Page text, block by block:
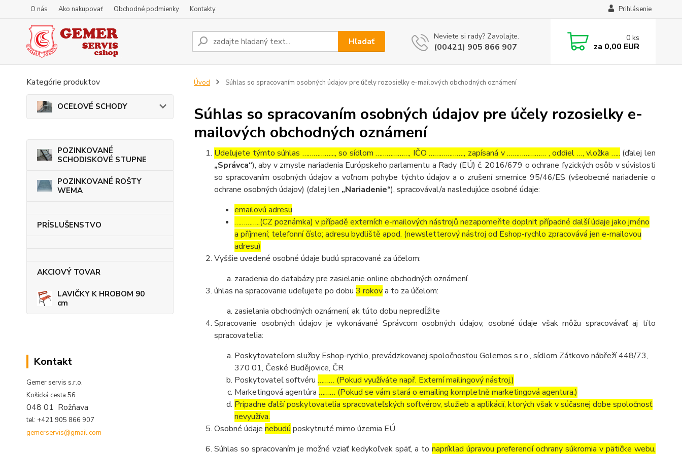
O nás Ako nakupovať Obchodné podmienky Kontakty Prihlásenie
Hľadať Neviete si rady? Zavolajte.
(00421) 905 866 907
0 ks
za 0,00 EUR
Kategórie produktov
OCEĽOVÉ SCHODY
POZINKOVANÉ
SCHODISKOVÉ STUPNE
POZINKOVANÉ ROŠTY
WEMA
PRÍSLUŠENSTVO
AKCIOVÝ TOVAR
LAVIČKY K HROBOM 90
cm
Kontakt
Gemer servis s.r.o.
Košická cesta 56
048 01 Rožňava
tel: +421 905 866 907
gemerservis@gmail.com
Úvod Súhlas so spracovaním osobných údajov pre účely rozosielky e-mailových obchodných oznámení
Súhlas so spracovaním osobných údajov pre účely rozosielky e-
mailových obchodných oznámení
Udeľujete týmto súhlas ……………..., so sídlom ………………, IČO ………………., zapísaná v ………………… , oddiel …, vložka ….. (ďalej len
„Správca“), aby v zmysle nariadenia Európskeho parlamentu a Rady (EÚ) č. 2016/679 o ochrane fyzických osôb v súvislosti
so spracovaním osobných údajov a voľnom pohybe týchto údajov a o zrušení smernice 95/46/ES (všeobecné nariadenie o
ochrane osobných údajov) (ďalej len „Nariadenie“), spracovával/a nasledujúce osobné údaje:
emailovú adresu
…………..(CZ poznámka) v případě externích e-mailových nástrojů nezapomeňte doplnit případné další údaje jako jméno
a příjmení; telefonní číslo; adresu bydliště apod. (newsletterový nástroj od Eshop-rychlo zpracovává jen e-mailovou
adresu)
Vyššie uvedené osobné údaje budú spracované za účelom:
zaradenia do databázy pre zasielanie online obchodných oznámení.
úhlas na spracovanie udeľujete po dobu 3 rokova to za účelom:
zasielania obchodných oznámení, ak túto dobu nepredĺžite
Spracovanie osobných údajov je vykonávané Správcom osobných údajov, osobné údaje však môžu spracovávať aj títo
spracovatelia:
Poskytovateľom služby Eshop-rychlo, prevádzkovanej spoločnosťou Golemos s.r.o., sídlom Zátkovo nábřeží 448/73,
370 01, České Budějovice, ČR
Poskytovateľ softvéru ……… (Pokud využíváte např. Externí mailingový nástroj.)
Marketingová agentúra ……… (Pokud se vám stará o emailing kompletně marketingová agentura.)
Prípadne ďalší poskytovatelia spracovateľských softvérov, služieb a aplikácií, ktorých však v súčasnej dobe spoločnosť
nevyužíva.
Osobné údaje nebudú poskytnuté mimo územia EÚ.
Súhlas so spracovaním je možné vziať kedykoľvek späť, a tonapríklad úpravou preferencií ochrany súkromia v pätičke webu,